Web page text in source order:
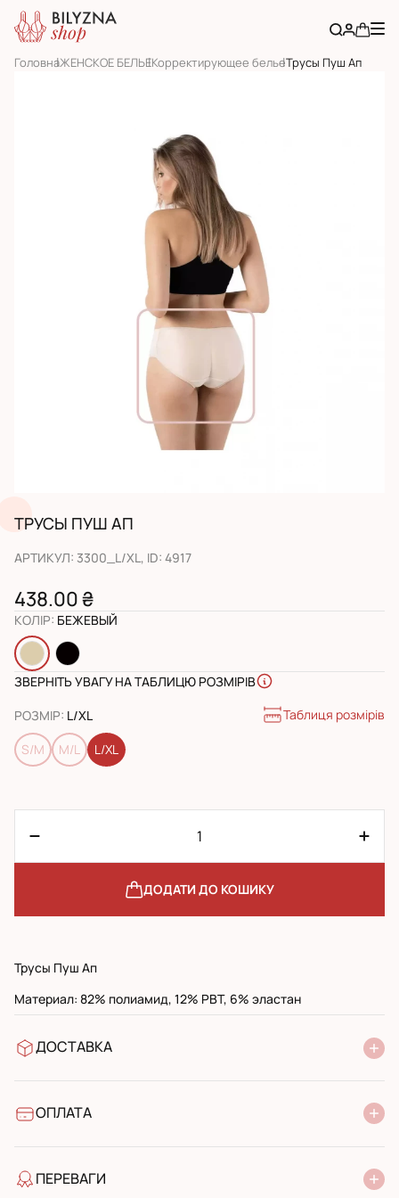
ГоловнаЖЕНСКОЕ БЕЛЬЕКорректирующее бельеТрусы Пуш Ап
ТРУСЫ ПУШ АП
АРТИКУЛ: 3300_L/XL, ID: 4917
438.00 ₴
КОЛІР: БЕЖЕВЫЙ
ЗВЕРНІТЬ УВАГУ НА ТАБЛИЦЮ РОЗМІРІВ
РОЗМІР: L/XL Таблиця розмірів
S/M M/L L/XL
ДОДАТИ ДО КОШИКУ
Трусы Пуш Ап
Материал: 82% полиамид, 12% PBT, 6% эластан
ДОСТАВКА
УкрПошта стандарт
ОПЛАТА
Банківський переказ
ПЕРЕВАГИ